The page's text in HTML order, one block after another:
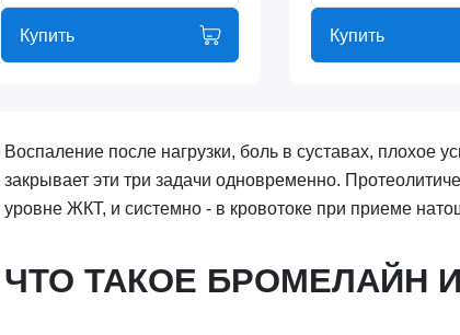
Купить Купить
Воспаление после нагрузки, боль в суставах, плохое
закрывает эти три задачи одновременно.
уровне ЖКТ, и системно - в кровотоке при приеме
ЧТО ТАКОЕ БРОМЕЛАЙН